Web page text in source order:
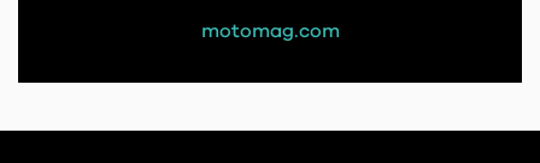
motomag.com